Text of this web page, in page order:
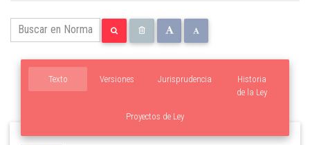
Texto Versiones Jurisprudencia
Proyectos de Ley
Historia
de la Ley